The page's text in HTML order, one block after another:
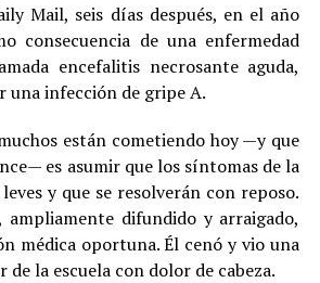
Mail, seis días después, en el año
consecuencia de una enfermedad
encefalitis necrosante aguda,
una infección de gripe A.
están cometiendo hoy —y que
es asumir que los síntomas de la
y que se resolverán con reposo.
ampliamente difundido y arraigado,
médica oportuna. Él cenó y vio una
la escuela con dolor de cabeza.